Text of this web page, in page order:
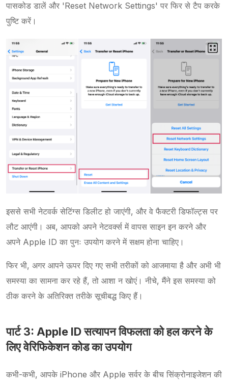
पासकोड डालें और 'Reset Network Settings' पर फिर से टैप करके
पुष्टि करें।
इससे सभी नेटवर्क सेटिंग्स डिलीट हो जाएंगी, और वे फैक्टरी डिफॉल्ट्स पर
लौट आएंगी। अब, आपको अपने नेटवर्क्स में वापस साइन इन करने और
अपने Apple ID का पुनः उपयोग करने में सक्षम होना चाहिए।
फिर भी, अगर आपने ऊपर दिए गए सभी तरीकों को आजमाया है और अभी भी
समस्या का सामना कर रहे हैं, तो आशा न खोएं। नीचे, मैंने इस समस्या को
ठीक करने के अतिरिक्त तरीके सूचीबद्ध किए हैं।
पार्ट 3: Apple ID सत्यापन विफलता को हल करने के
लिए वेरिफिकेशन कोड का उपयोग
कभी-कभी, आपके iPhone और Apple सर्वर के बीच सिंक्रोनाइजेशन की